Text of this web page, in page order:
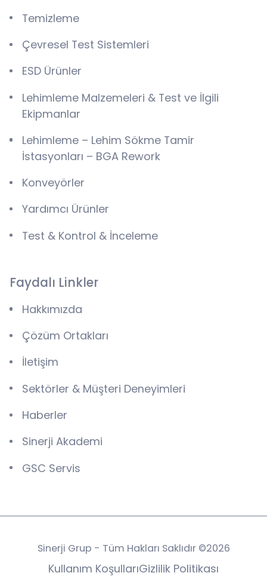
Temizleme
Çevresel Test Sistemleri
ESD Ürünler
Lehimleme Malzemeleri & Test ve İlgili
Ekipmanlar
Lehimleme – Lehim Sökme Tamir
İstasyonları – BGA Rework
Konveyörler
Yardımcı Ürünler
Test & Kontrol & İnceleme
Faydalı Linkler
Hakkımızda
Çözüm Ortakları
İletişim
Sektörler & Müşteri Deneyimleri
Haberler
Sinerji Akademi
GSC Servis
Sinerji Grup - Tüm Hakları Saklıdır ©2026
Kullanım KoşullarıGizlilik Politikası